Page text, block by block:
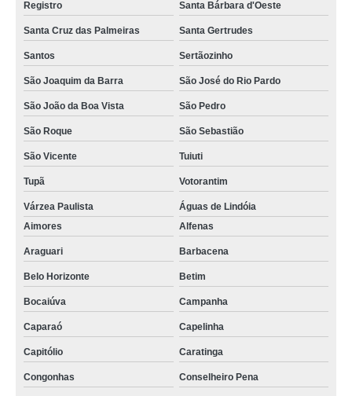
Registro Santa Bárbara d'Oeste
Santa Cruz das Palmeiras Santa Gertrudes
Santos Sertãozinho
São Joaquim da Barra São José do Rio Pardo
São João da Boa Vista São Pedro
São Roque São Sebastião
São Vicente Tuiuti
Tupã Votorantim
Várzea Paulista
Águas de Lindóia
Aimores
Alfenas
Araguari Barbacena
Belo Horizonte Betim
Bocaiúva Campanha
Caparaó Capelinha
Capitólio Caratinga
Congonhas Conselheiro Pena